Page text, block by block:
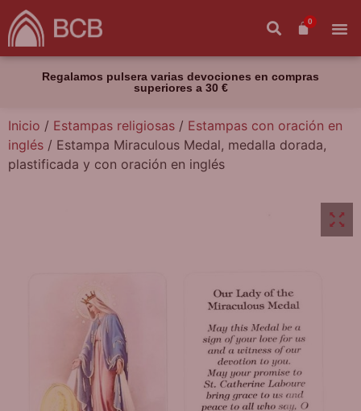
0
Regalamos pulsera varias devociones en compras
superiores a 30 €
Inicio / Estampas religiosas / Estampas con oración en
inglés / Estampa Miraculous Medal, medalla dorada,
plastificada y con oración en inglés